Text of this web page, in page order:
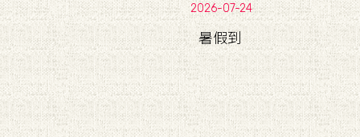
2026-07-24
暑假到